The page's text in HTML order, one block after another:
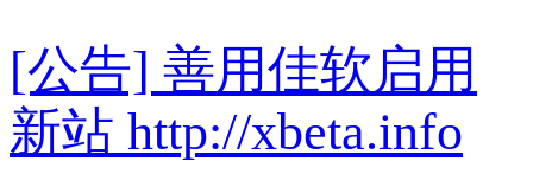
[公告] 善用佳软启用
新站 http://xbeta.info